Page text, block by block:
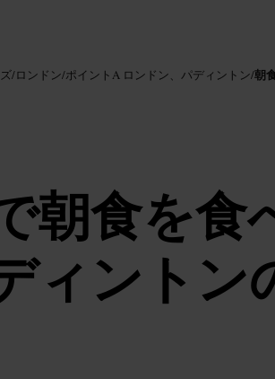
/ロンドン/ポイントA ロンドン、パディントン/朝
朝食を食
ィントン